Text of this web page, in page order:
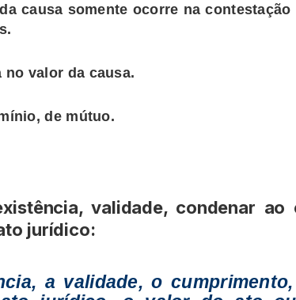
causa somente ocorre na
valor da causa.
de mútuo.
validade, condenar ao
jurídico:
a validade, o